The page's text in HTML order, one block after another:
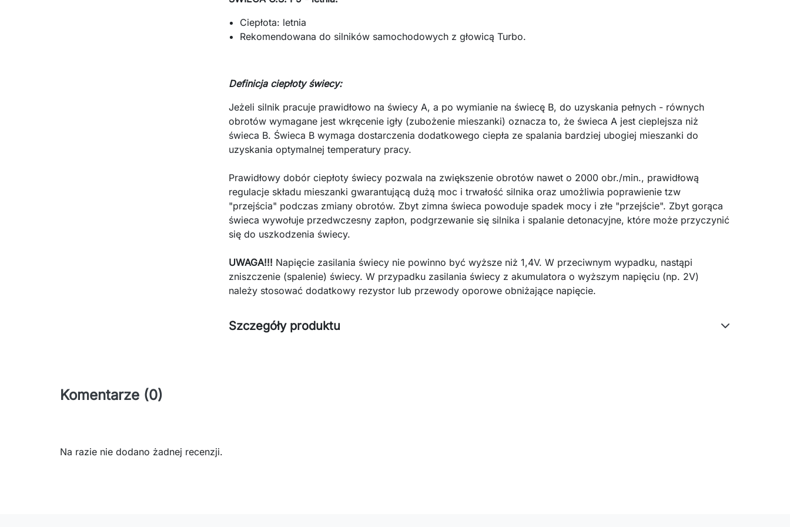
Ciepłota: letnia
Rekomendowana do silników samochodowych z głowicą Turbo.
Definicja ciepłoty świecy:
Jeżeli silnik pracuje prawidłowo na świecy A, a po wymianie na świecę B, do uzyskania pełnych - równych
obrotów wymagane jest wkręcenie igły (zubożenie mieszanki) oznacza to, że świeca A jest cieplejsza niż
świeca B. Świeca B wymaga dostarczenia dodatkowego ciepła ze spalania bardziej ubogiej mieszanki do
uzyskania optymalnej temperatury pracy.
Prawidłowy dobór ciepłoty świecy pozwala na zwiększenie obrotów nawet o 2000 obr./min., prawidłową
regulacje składu mieszanki gwarantującą dużą moc i trwałość silnika oraz umożliwia poprawienie tzw
"przejścia" podczas zmiany obrotów. Zbyt zimna świeca powoduje spadek mocy i złe "przejście". Zbyt gorąca
świeca wywołuje przedwczesny zapłon, podgrzewanie się silnika i spalanie detonacyjne, które może przyczynić
się do uszkodzenia świecy.
UWAGA!!! Napięcie zasilania świecy nie powinno być wyższe niż 1,4V. W przeciwnym wypadku, nastąpi
zniszczenie (spalenie) świecy. W przypadku zasilania świecy z akumulatora o wyższym napięciu (np. 2V)
należy stosować dodatkowy rezystor lub przewody oporowe obniżające napięcie.
Szczegóły produktu
Komentarze (0)
Na razie nie dodano żadnej recenzji.